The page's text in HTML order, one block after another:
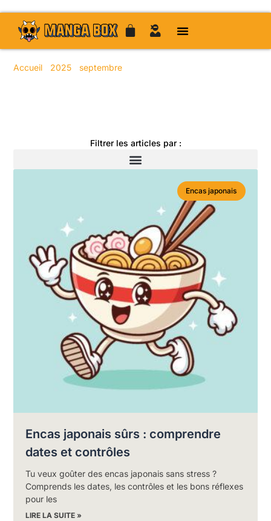
Accueil 2025 septembre
Filtrer les articles par :
Encas japonais
Encas japonais sûrs : comprendre
dates et contrôles
Tu veux goûter des encas japonais sans stress ?
Comprends les dates, les contrôles et les bons réflexes
pour les
LIRE LA SUITE »